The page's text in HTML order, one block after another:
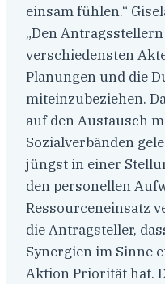
einsam fühlen.“
„Den
verschiedensten
Planungen und die
miteinzubeziehen.
auf den Austausch
Sozialverbänden
jüngst in einer
den personellen
Ressourceneinsatz
die Antragsteller,
Synergien im Sinne
Aktion Priorität hat.